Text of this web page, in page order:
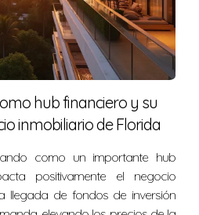
hub financiero y su
inmobiliario de Florida
como un importante hub
positivamente el negocio
llegada de fondos de inversión